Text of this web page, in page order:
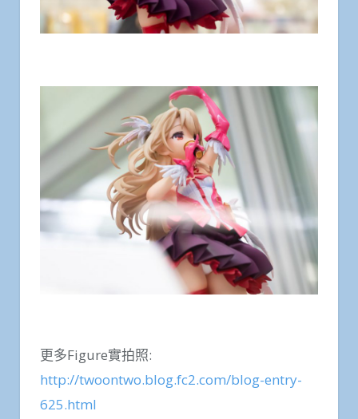
更多Figure實拍照:
http://twoontwo.blog.fc2.com/blog-entry-
625.html